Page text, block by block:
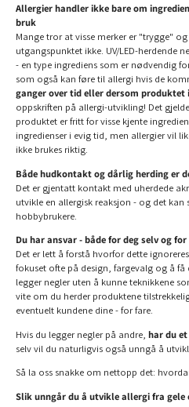
Allergier handler ikke bare om
bruk
Mange tror at visse merker er "trygge"
utgangspunktet ikke. UV/LED-herdende
- en type ingrediens som er nødvendig
som også kan føre til allergi hvis de
ganger over tid eller dersom produktet
oppskriften på allergi-utvikling! Det
produktet er fritt for visse kjente
ingredienser i evig tid, men allergier vil
ikke brukes riktig.
Både hudkontakt og dårlig herding er
Det er gjentatt kontakt med uherdede
utvikle en allergisk reaksjon - og det
hobbybrukere.
Du har ansvar - både for deg selv og
Det er lett å forstå hvorfor dette
fokuset ofte på design, fargevalg og å få
legger negler uten å kunne teknikkene
vite om du herder produktene
eventuelt kundene dine - for fare.
Hvis du legger negler på andre, har du
selv vil du naturligvis også unngå å
Så la oss snakke om nettopp det:
Slik unngår du å utvikle allergi fra gele